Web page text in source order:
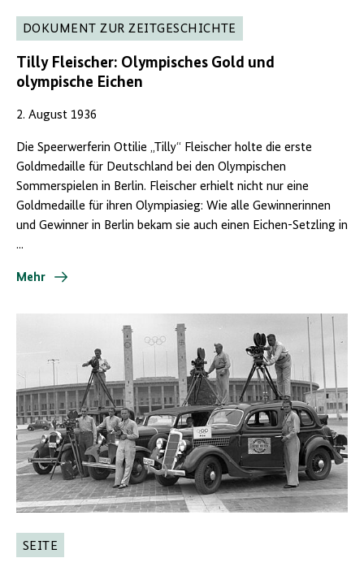
DOKUMENT ZUR ZEITGESCHICHTE
Tilly Fleischer: Olympisches Gold und
olympische Eichen
2. August 1936
Die Speerwerferin Ottilie „Tilly“ Fleischer holte die erste
Goldmedaille für Deutschland bei den Olympischen
Sommerspielen in Berlin. Fleischer erhielt nicht nur eine
Goldmedaille für ihren Olympiasieg: Wie alle Gewinnerinnen
und Gewinner in Berlin bekam sie auch einen Eichen-Setzling in
...
Mehr
SEITE